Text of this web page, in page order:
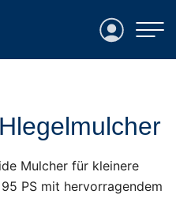
Login
Mulcher für kleinere
PS mit hervorragendem